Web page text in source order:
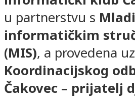
u partnerstvu s
informatičkim
(MIS), a provedena
Koordinacijskog
Čakovec – prijatelj